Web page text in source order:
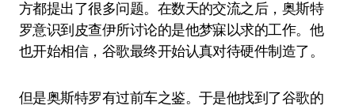
方都提出了很多问题。在数天的交流之后，奥斯特
罗意识到皮查伊所讨论的是他梦寐以求的工作。他
也开始相信，谷歌最终开始认真对待硬件制造了。
但是奥斯特罗有过前车之鉴。于是他找到了谷歌的